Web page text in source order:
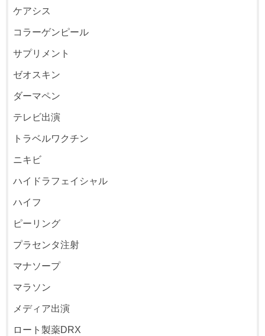
ケアシス
コラーゲンピール
サプリメント
ゼオスキン
ダーマペン
テレビ出演
トラベルワクチン
ニキビ
ハイドラフェイシャル
ハイフ
ピーリング
プラセンタ注射
マナソープ
マラソン
メディア出演
ロート製薬DRX